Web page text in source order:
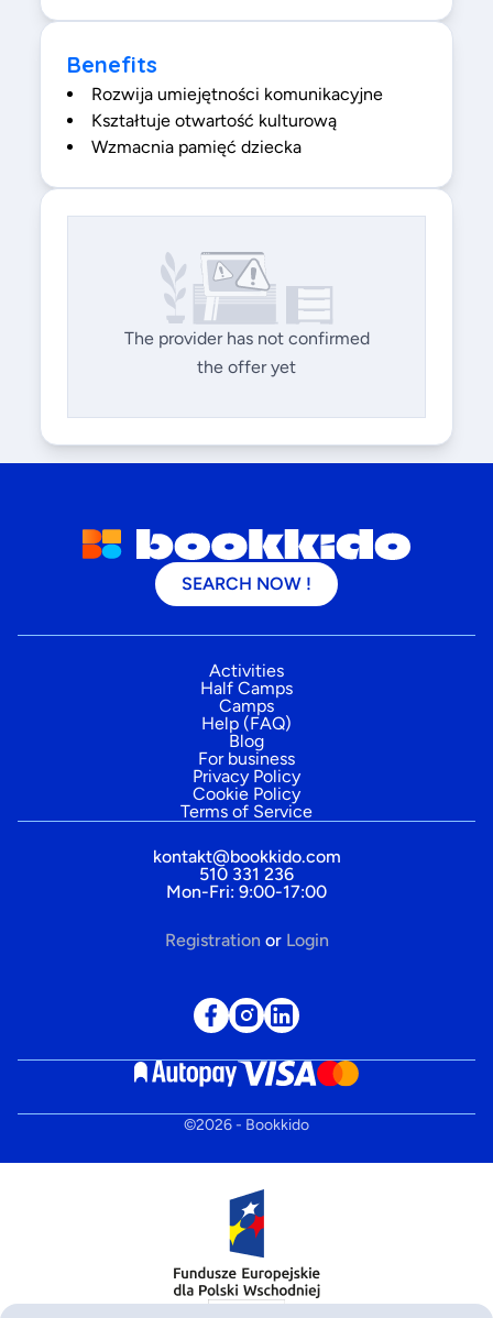
Benefits
Rozwija umiejętności komunikacyjne
Kształtuje otwartość kulturową
Wzmacnia pamięć dziecka
The provider has not confirmed
the offer yet
SEARCH NOW !
Activities
Half Camps
Camps
Help (FAQ)
Blog
For business
Privacy Policy
Cookie Policy
Terms of Service
kontakt@bookkido.com
510 331 236
Mon-Fri: 9:00-17:00
Registration or Login
©2026- Bookkido